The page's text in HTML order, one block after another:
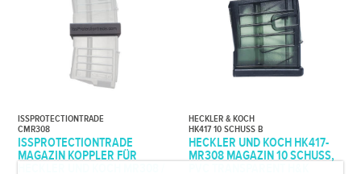
ISSPROTECTIONTRADE
CMR308
ISSPROTECTIONTRADE
MAGAZIN KOPPLER FÜR
HECKLER & KOCH
HK417 10 SCHUSS B
HECKLER UND KOCH HK417-
MR308 MAGAZIN 10 SCHUSS,